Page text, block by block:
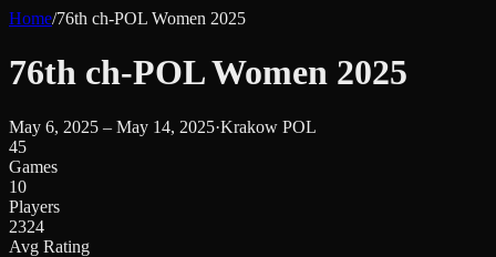
Home/76th ch-POL Women 2025
76th ch-POL Women 2025
May 6, 2025 – May 14, 2025·Krakow POL
45
Games
10
Players
2324
Avg Rating